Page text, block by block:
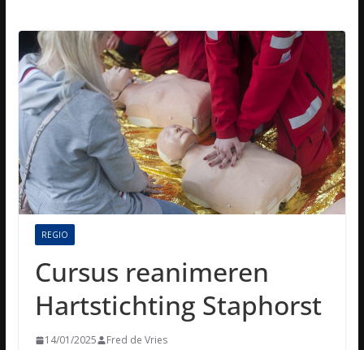
REGIO
Cursus reanimeren
Hartstichting Staphorst
14/01/2025 Fred de Vries